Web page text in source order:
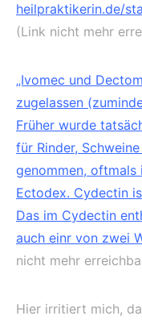
heilpraktikerin.de/
(Link nicht mehr
„Ivomec und
zugelassen
Früher wurde
für Rinder,
genommen, oftmals
Ectodex. Cydectin
Das im Cydectin
auch einr von zwei
nicht mehr
Hier irritiert mich,